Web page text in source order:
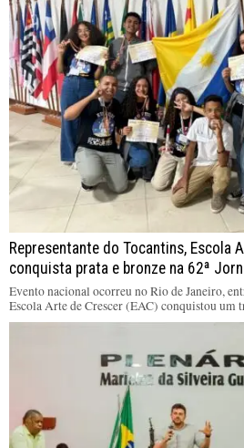
Representante do Tocantins, Escola
conquista prata e bronze na 62ª
Evento nacional ocorreu no Rio de Janeiro,
Escola Arte de Crescer (EAC) conquistou um